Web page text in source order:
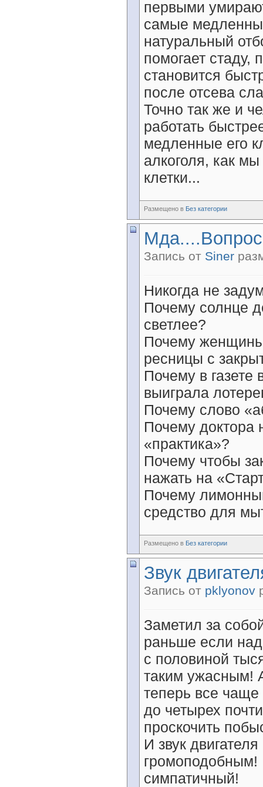
первыми
самые
натуральный
помогает стаду,
становится
после отсева
Точно так же и
работать
медленные его
алкоголя, как
клетки...
Размещено в Без категории
Запись от Siner
Никогда не
Почему солнце
светлее?
Почему женщины
ресницы с
Почему в
выиграла
Почему слово
Почему доктора
«практика»?
Почему чтобы
нажать на
Почему
средство для
Размещено в Без категории
Звук
Запись от pklyonov
Заметил за
раньше если
с половиной
таким ужасным!
теперь все чаще
до четырех
проскочить
И звук
громоподобным!
симпатичный!